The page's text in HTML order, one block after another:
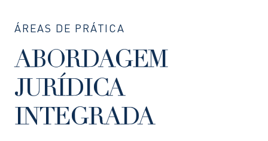
ÁREAS DE PRÁTICA
ABORDAGEM
JURÍDICA
INTEGRADA